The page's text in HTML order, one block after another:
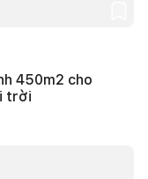
450m2 cho
trời